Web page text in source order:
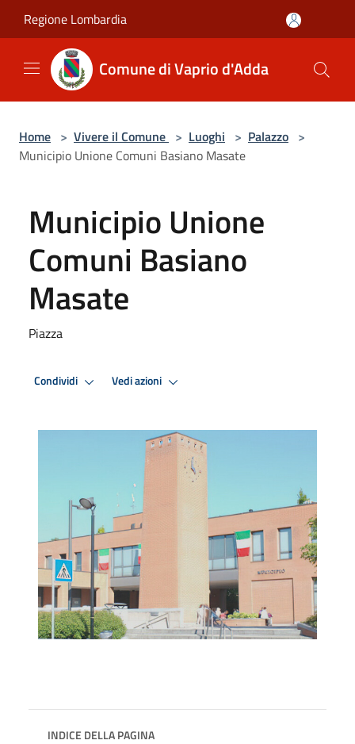
Regione Lombardia
Comune di Vaprio d'Adda
Home > Vivere il Comune > Luoghi > Palazzo >
Municipio Unione Comuni Basiano Masate
Municipio Unione
Comuni Basiano
Masate
Piazza
Condividi Vedi azioni
INDICE DELLA PAGINA